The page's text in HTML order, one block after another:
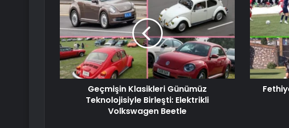
Geçmişin Klasikleri Günümüz
Teknolojisiyle Birleşti: Elektrikli
Volkswagen Beetle